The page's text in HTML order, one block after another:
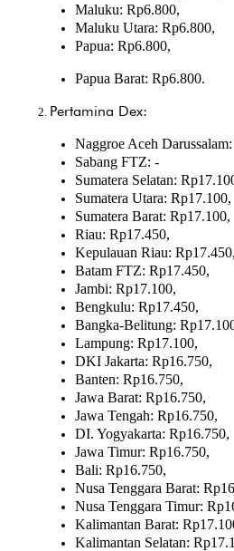
Maluku: Rp6.800,
Maluku Utara: Rp6.800,
Papua: Rp6.800,
Papua Barat: Rp6.800.
Pertamina Dex:
Naggroe Aceh
Sabang FTZ: -
Sumatera Selatan:
Sumatera Utara: Rp17.100,
Sumatera Barat: Rp17.100,
Riau: Rp17.450,
Kepulauan Riau: Rp17.450,
Batam FTZ: Rp17.450,
Jambi: Rp17.100,
Bengkulu: Rp17.450,
Bangka-Belitung:
Lampung: Rp17.100,
DKI Jakarta: Rp16.750,
Banten: Rp16.750,
Jawa Barat: Rp16.750,
Jawa Tengah: Rp16.750,
DI. Yogyakarta: Rp16.750,
Jawa Timur: Rp16.750,
Bali: Rp16.750,
Nusa Tenggara Barat:
Nusa Tenggara Timur:
Kalimantan Barat:
Kalimantan Selatan: